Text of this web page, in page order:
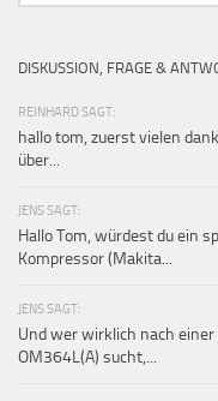
DISKUSSION, FRAGE &
REINHARD SAGT:
hallo tom, zuerst vielen
über...
JENS SAGT:
Hallo Tom, würdest du ein
Kompressor (Makita...
JENS SAGT:
Und wer wirklich nach
OM364L(A) sucht,...